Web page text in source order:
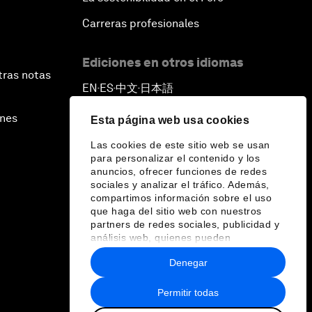
Esta página web usa cookies
Las cookies de este sitio web se usan
para personalizar el contenido y los
anuncios, ofrecer funciones de redes
sociales y analizar el tráfico. Además,
compartimos información sobre el uso
que haga del sitio web con nuestros
partners de redes sociales, publicidad y
análisis web, quienes pueden
combinarla con otra información que les
haya proporcionado o que hayan
recopilado a partir del uso que haya
hecho de sus servicios.
Permitir todas
Denegar
notas
Carreras profesionales
Ediciones en otros idiomas
EN ▪ ES▪中文▪ 日本語